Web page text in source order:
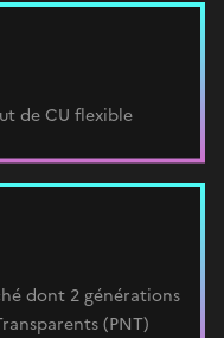
de CU flexible
dont 2 générations
(PNT)